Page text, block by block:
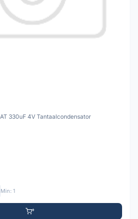
330uF 4V Tantaalcondensator
Min: 1